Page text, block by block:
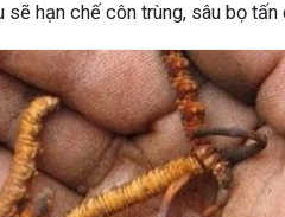
hạn chế côn trùng, sâu bọ tấn